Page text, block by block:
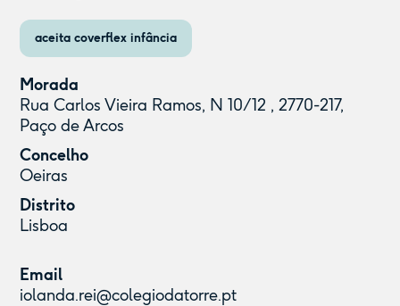
aceita coverflex infância
Morada
Rua Carlos Vieira Ramos, N 10/12 , 2770-217,
Paço de Arcos
Concelho
Oeiras
Distrito
Lisboa
Email
iolanda.rei@colegiodatorre.pt